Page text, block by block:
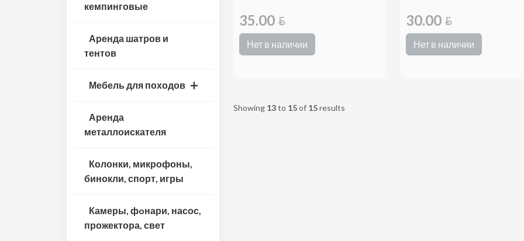
кемпинговые
Аренда шатров и
тентов
Мебель для походов
Аренда
металлоискателя
Колонки, микрофоны,
бинокли, спорт, игры
Камеры, фoнари, насос,
прожектора, свет
35.00 BYN
Нет в наличии
30.00 BYN
Нет в наличии
Showing 13to 15of 15results